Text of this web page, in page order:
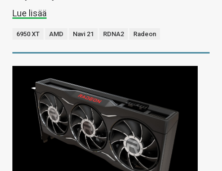
Lue lisää
6950 XT AMD Navi 21 RDNA2 Radeon